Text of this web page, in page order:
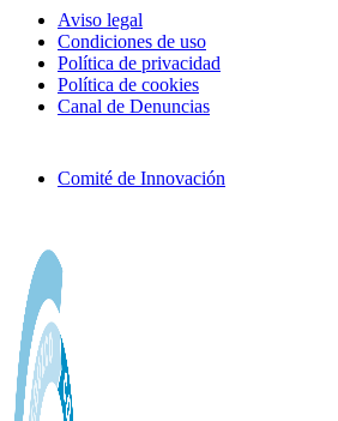
Aviso legal
Condiciones de uso
Política de privacidad
Política de cookies
Canal de Denuncias
Comité de Innovación